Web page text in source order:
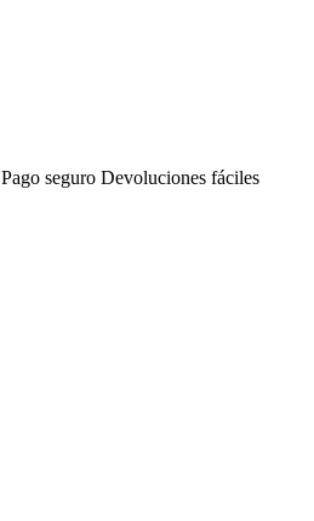
Pago seguro Devoluciones fáciles